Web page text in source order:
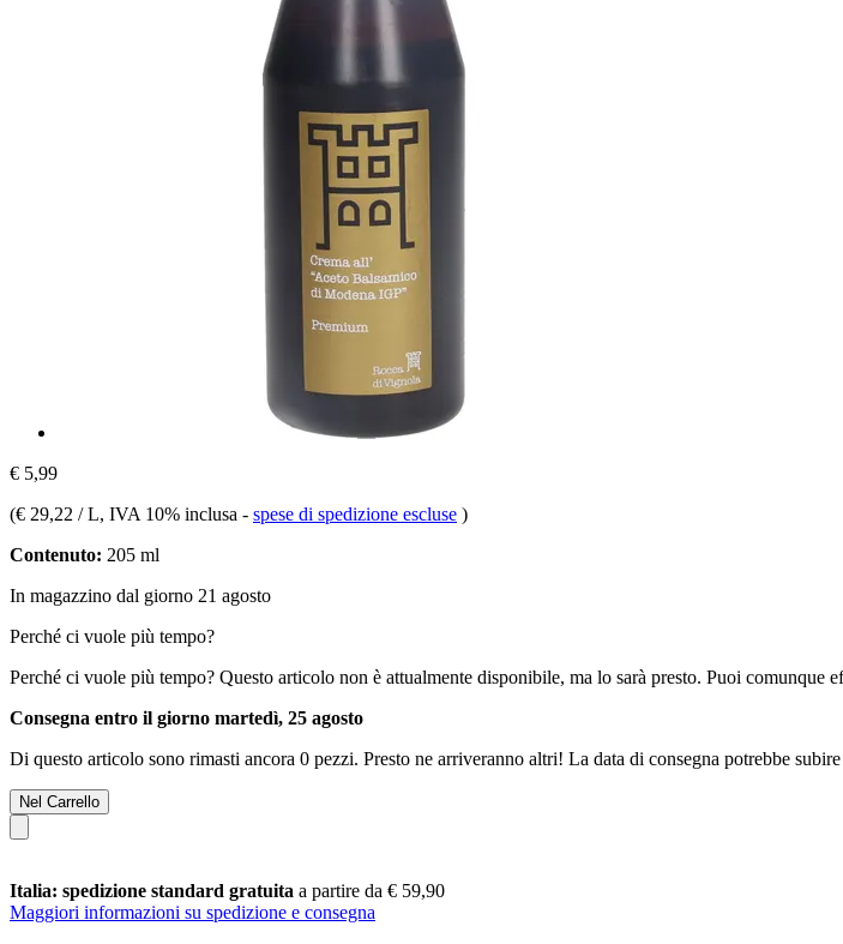
€ 5,99
(€ 29,22 / L, IVA 10% inclusa - spese di spedizione escluse )
Contenuto: 205 ml
In magazzino dal giorno 21 agosto
Perché ci vuole più tempo?
Perché ci vuole più tempo? Questo articolo non è attualmente disponibile, ma lo sarà presto. Puoi comunque
Consegna entro il giorno martedì, 25 agosto
Di questo articolo sono rimasti ancora 0 pezzi. Presto ne arriveranno altri! La data di consegna potrebbe
Nel Carrello
Italia: spedizione standard gratuita a partire da € 59,90
Maggiori informazioni su spedizione e consegna